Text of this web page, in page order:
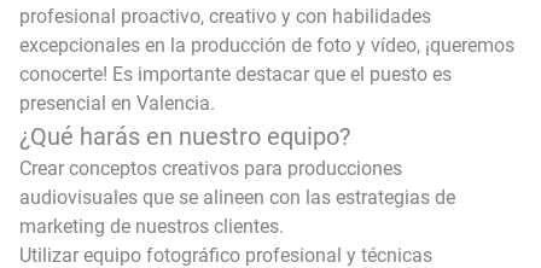
profesional proactivo, creativo y con habilidades
excepcionales en la producción de foto y vídeo, ¡queremos
conocerte! Es importante destacar que el puesto es
presencial en Valencia.
¿Qué harás en nuestro equipo?
Crear conceptos creativos para producciones
audiovisuales que se alineen con las estrategias de
marketing de nuestros clientes.
Utilizar equipo fotográfico profesional y técnicas